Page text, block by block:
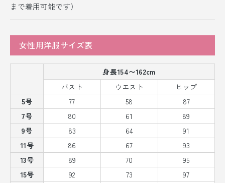
まで着用可能です）
女性用洋服サイズ表
身長154〜162cm
バスト
ウエスト
ヒップ
5号
77 58
87
7号
80 61
89
9号
83 64
91
11号
86 67
93
13号
89 70
95
15号
92 73
97